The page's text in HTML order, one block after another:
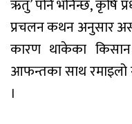
ऋतु’ पनि भनिन्छ, कृषि
प्रचलन कथन अनुसार
कारण थाकेका किसान
आफन्तका साथ
।